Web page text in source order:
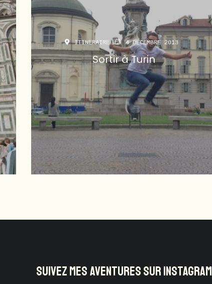
ITINERAIRE 4 DÉCEMBRE 2013
Sortir à Turin
SUIVEZ MES AVENTURES SUR INSTAGRAM